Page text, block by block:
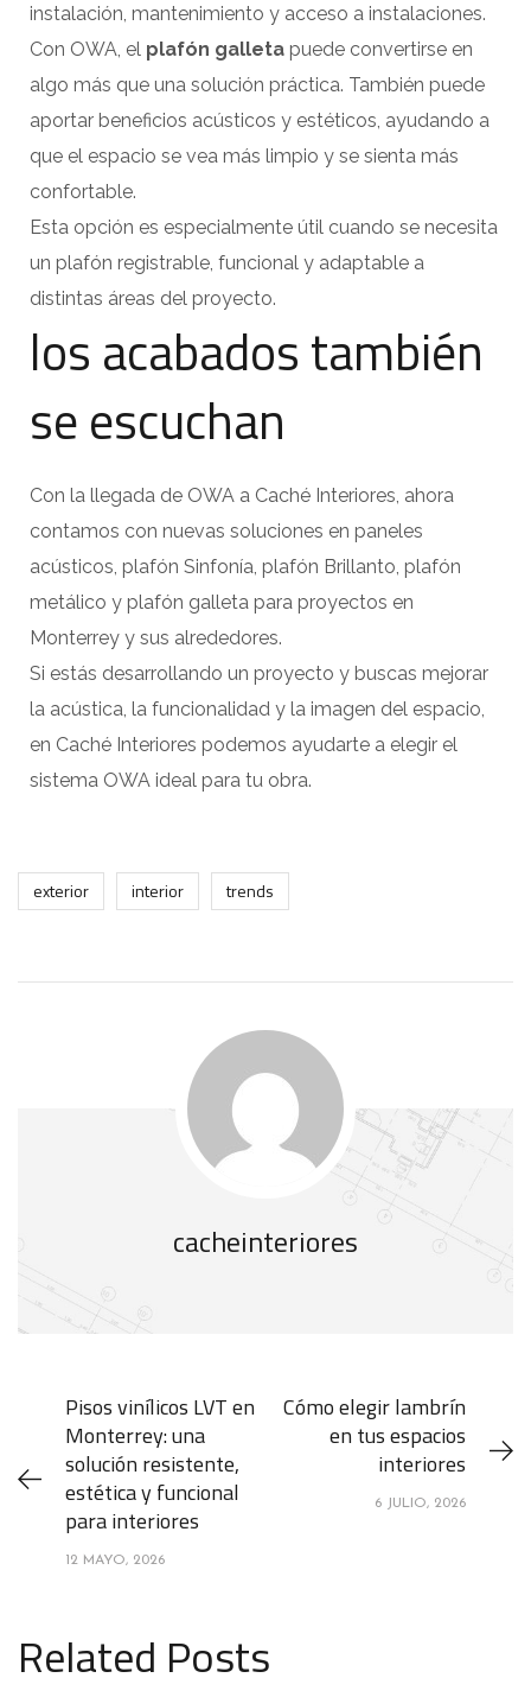
instalación, mantenimiento y acceso a instalaciones.
Con OWA, el plafón galleta puede convertirse en
algo más que una solución práctica. También puede
aportar beneficios acústicos y estéticos, ayudando a
que el espacio se vea más limpio y se sienta más
confortable.
Esta opción es especialmente útil cuando se necesita
un plafón registrable, funcional y adaptable a
distintas áreas del proyecto.
los acabados también
se escuchan
Con la llegada de OWA a Caché Interiores, ahora
contamos con nuevas soluciones en paneles
acústicos, plafón Sinfonía, plafón Brillanto, plafón
metálico y plafón galleta para proyectos en
Monterrey y sus alrededores.
Si estás desarrollando un proyecto y buscas mejorar
la acústica, la funcionalidad y la imagen del espacio,
en Caché Interiores podemos ayudarte a elegir el
sistema OWA ideal para tu obra.
exterior interior trends
cacheinteriores
Pisos vinílicos LVT en
Monterrey: una
solución resistente,
estética y funcional
para interiores
12 MAYO, 2026
Cómo elegir lambrín
en tus espacios
interiores
6 JULIO, 2026
Related Posts